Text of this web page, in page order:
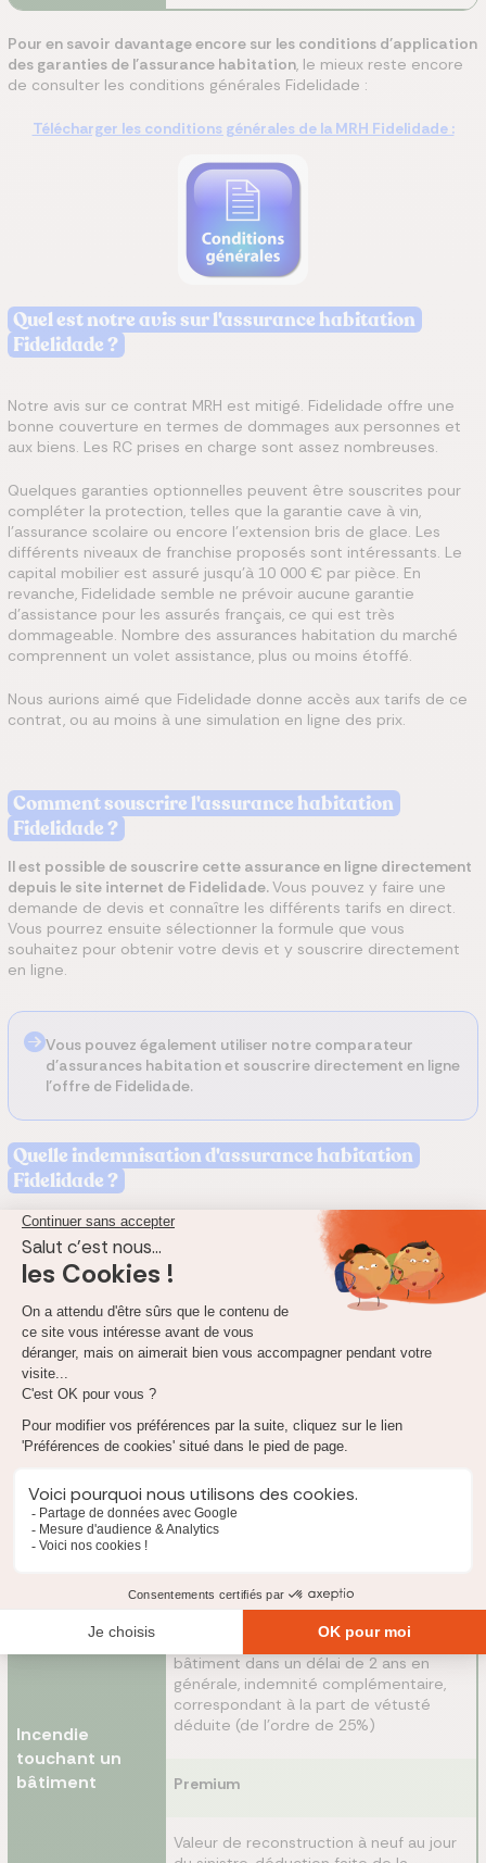
Pour en savoir davantage encore sur les conditions d'application
des garanties de l'assurance habitation, le mieux reste encore
de consulter les conditions générales Fidelidade :
Télécharger les conditions générales de la MRH Fidelidade :
Quel est notre avis sur l'assurance habitation
Fidelidade ?
Notre avis sur ce contrat MRH est mitigé. Fidelidade offre une
bonne couverture en termes de dommages aux personnes et
aux biens. Les RC prises en charge sont assez nombreuses.
Quelques garanties optionnelles peuvent être souscrites pour
compléter la protection, telles que la garantie cave à vin,
l’assurance scolaire ou encore l’extension bris de glace. Les
différents niveaux de franchise proposés sont intéressants. Le
capital mobilier est assuré jusqu’à 10 000 € par pièce. En
revanche, Fidelidade semble ne prévoir aucune garantie
d’assistance pour les assurés français, ce qui est très
dommageable. Nombre des assurances habitation du marché
comprennent un volet assistance, plus ou moins étoffé.
Nous aurions aimé que Fidelidade donne accès aux tarifs de ce
contrat, ou au moins à une simulation en ligne des prix.
Comment souscrire l'assurance habitation
Fidelidade ?
Il est possible de souscrire cette assurance en ligne directement
depuis le site internet de Fidelidade.Vous pouvez y faire une
demande de devis et connaître les différents tarifs en direct.
Vous pourrez ensuite sélectionner la formule que vous
souhaitez pour obtenir votre devis et y souscrire directement
en ligne.
Vous pouvez également utiliser notre comparateur
d'assurances habitation et souscrire directement en ligne
l'offre de Fidelidade.
Quelle indemnisation d'assurance habitation
Fidelidade ?
Destruction
d'un bien
Montant forfaitaire de base à 1 000
€/pièce
Montant forfaitaire pouvant aller jusqu'à
3 000 / 6 000 / 10 000 € par pièce
Incendie
touchant un
bâtiment
Eco
du sinistre, déduction faite de la
Si réparation ou reconstruction du
bâtiment dans un délai de 2 ans en
générale, indemnité complémentaire,
correspondant à la part de vétusté
déduite (de l’ordre de 25%)
Premium
Valeur de reconstruction à neuf au jour